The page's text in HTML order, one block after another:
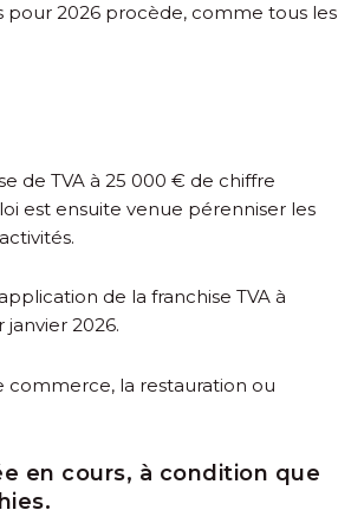
pour 2026 procède, comme tous les
de TVA à 25 000 € de chiffre
est ensuite venue pérenniser les
de la franchise TVA à
janvier 2026.
commerce, la restauration ou
en cours, à condition que